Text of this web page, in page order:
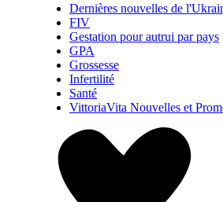
Dernières nouvelles de
FIV
Gestation pour autrui par pays
GPA
Grossesse
Infertilité
Santé
VittoriaVita Nouvelles et